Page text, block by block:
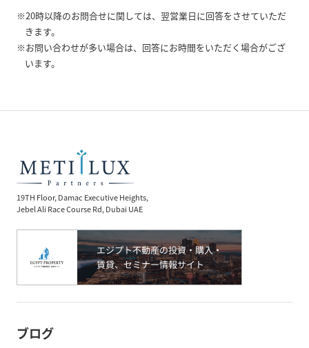
※20時以降のお問合せに関しては、翌営業日に回答をさせていただ
きます。
※お問い合わせが多い場合は、回答にお時間をいただく場合がござ
います。
19TH Floor, Damac Executive Heights,
Jebel Ali Race Course Rd, Dubai UAE
ブログ